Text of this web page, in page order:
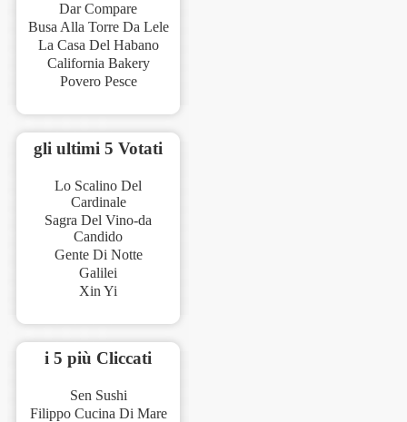
Dar Compare
Busa Alla Torre Da Lele
La Casa Del Habano
California Bakery
Povero Pesce
gli ultimi 5 Votati
Lo Scalino Del
Cardinale
Sagra Del Vino-da
Candido
Gente Di Notte
Galilei
Xin Yi
i 5 più Cliccati
Sen Sushi
Filippo Cucina Di Mare